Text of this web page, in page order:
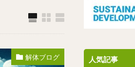
解体ブログ 人気記事